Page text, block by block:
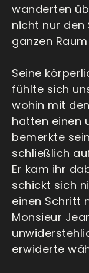
wanderten
nicht nur den
ganzen
Seine
fühlte sich
wohin mit
hatten einen
bemerkte
schließlich
Er kam ihr
schickt sich
einen Schritt
Monsieur
erwiderte